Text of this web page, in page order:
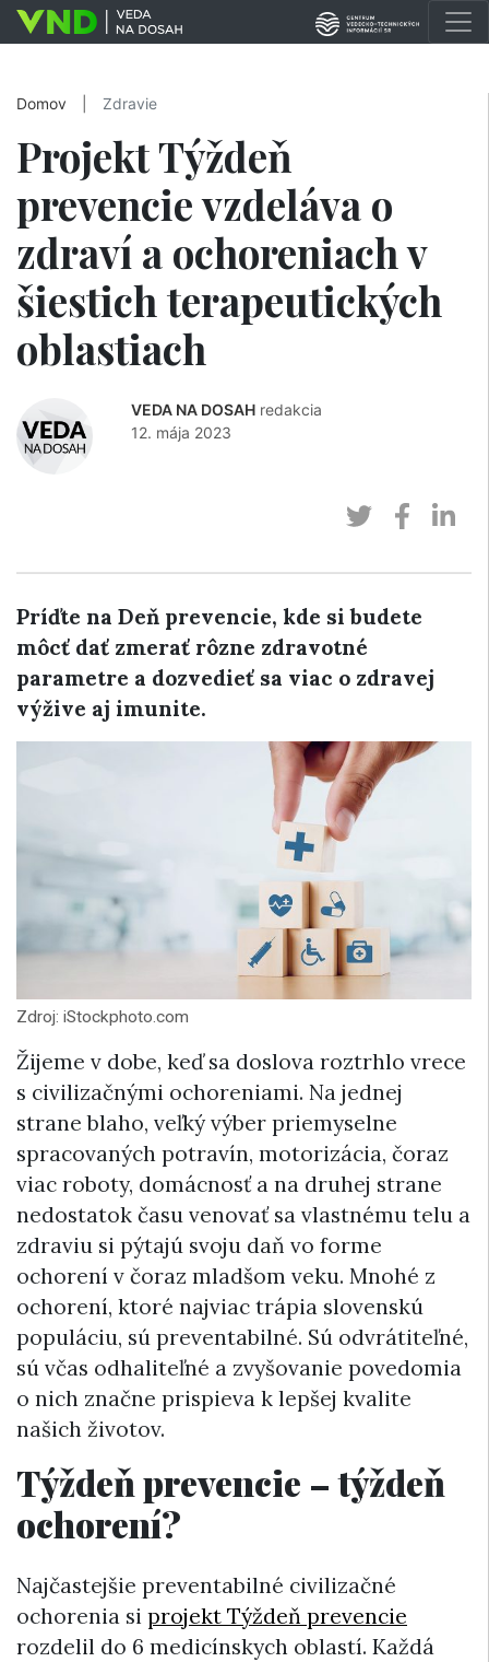
Domov Zdravie
Projekt Týždeň
prevencie vzdeláva o
zdraví a ochoreniach v
šiestich terapeutických
oblastiach
VEDA NA DOSAH redakcia
12. mája 2023
Príďte na Deň prevencie, kde si budete
môcť dať zmerať rôzne zdravotné
parametre a dozvedieť sa viac o zdravej
výžive aj imunite.
Zdroj: iStockphoto.com
Žijeme v dobe, keď sa doslova roztrhlo vrece
s civilizačnými ochoreniami. Na jednej
strane blaho, veľký výber priemyselne
spracovaných potravín, motorizácia, čoraz
viac roboty, domácnosť a na druhej strane
nedostatok času venovať sa vlastnému telu a
zdraviu si pýtajú svoju daň vo forme
ochorení v čoraz mladšom veku. Mnohé z
ochorení, ktoré najviac trápia slovenskú
populáciu, sú preventabilné. Sú odvrátiteľné,
sú včas odhaliteľné a zvyšovanie povedomia
o nich značne prispieva k lepšej kvalite
našich životov.
Týždeň prevencie – týždeň
ochorení?
Najčastejšie preventabilné civilizačné
ochorenia si projekt Týždeň prevencie
rozdelil do 6 medicínskych oblastí. Každá